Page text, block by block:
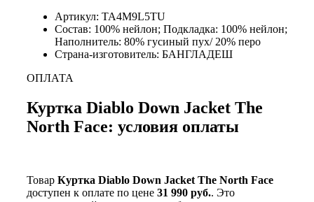
Артикул: TA4M9L5TU
Состав: 100% нейлон; Подкладка: 100% нейлон;
Наполнитель: 80% гусиный пух/ 20% перо
Страна-изготовитель: БАНГЛАДЕШ
ОПЛАТА
Куртка Diablo Down Jacket The
North Face: условия оплаты
Товар Куртка Diablo Down Jacket The North Face
доступен к оплате по цене 31 990 руб.. Это